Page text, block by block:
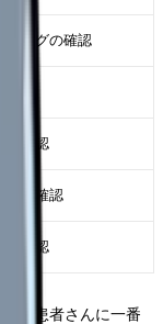
ミングの確認
薬確認
ーの確認
の確認
、患者さんに一番